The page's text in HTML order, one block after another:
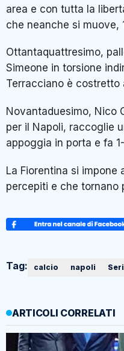
area e con tutta la
che neanche si muove,
Ottantaquattresimo,
Simeone in torsione
Terracciano è costretto
Novantaduesimo, Nico
per il Napoli, raccoglie
appoggia in porta e fa
La Fiorentina si impone
percepiti e che tornano
Tag: calcio napoli
ARTICOLI CORRELATI